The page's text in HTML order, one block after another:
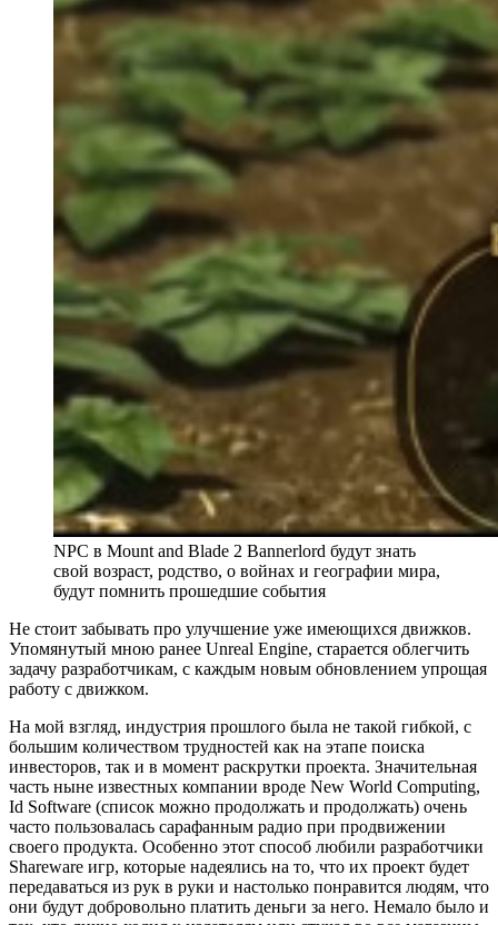
NPC в Mount and Blade 2 Bannerlord будут знать
свой возраст, родство, о войнах и географии мира,
будут помнить прошедшие события
Не стоит забывать про улучшение уже имеющихся движков.
Упомянутый мною ранее Unreal Engine, старается облегчить
задачу разработчикам, с каждым новым обновлением упрощая
работу с движком.
На мой взгляд, индустрия прошлого была не такой гибкой, с
большим количеством трудностей как на этапе поиска
инвесторов, так и в момент раскрутки проекта. Значительная
часть ныне известных компании вроде New World Computing,
Id Software (список можно продолжать и продолжать) очень
часто пользовалась сарафанным радио при продвижении
своего продукта. Особенно этот способ любили разработчики
Shareware игр, которые надеялись на то, что их проект будет
передаваться из рук в руки и настолько понравится людям, что
они будут добровольно платить деньги за него. Немало было и